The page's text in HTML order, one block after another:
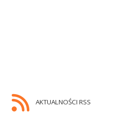
AKTUALNOŚCI RSS